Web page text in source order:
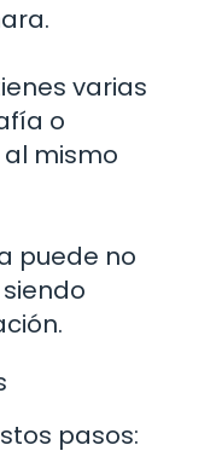
varias
o
mismo
puede no
pasos: